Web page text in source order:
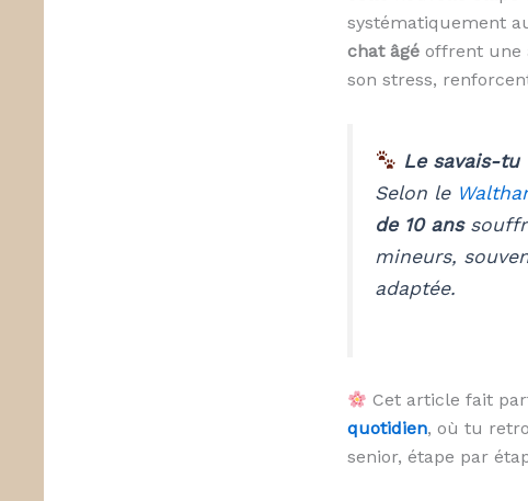
systématiquement
chat âgéoffrent une
son stress,
Le savais-tu
Selon le
de 10 ans
mineurs,
adaptée.
Cet article fait
quotidien, où tu
senior, étape par